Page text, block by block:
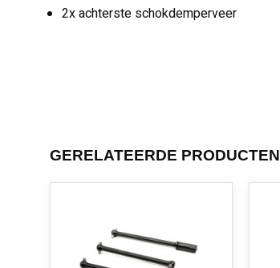
2x achterste schokdemperveer
GERELATEERDE PRODUCTEN